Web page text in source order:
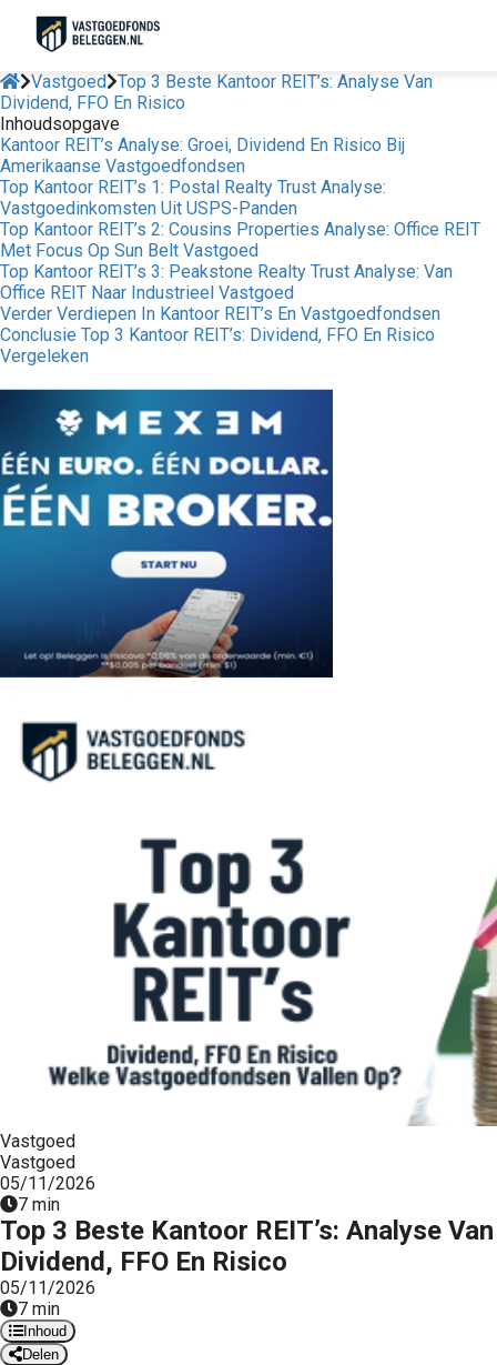
Vastgoed Top 3 Beste Kantoor REIT’s: Analyse Van
Dividend, FFO En Risico
Inhoudsopgave
Kantoor REIT’s Analyse: Groei, Dividend En Risico Bij
Amerikaanse Vastgoedfondsen
Top Kantoor REIT’s 1: Postal Realty Trust Analyse:
Vastgoedinkomsten Uit USPS-Panden
Top Kantoor REIT’s 2: Cousins Properties Analyse: Office REIT
Met Focus Op Sun Belt Vastgoed
Top Kantoor REIT’s 3: Peakstone Realty Trust Analyse: Van
Office REIT Naar Industrieel Vastgoed
Verder Verdiepen In Kantoor REIT’s En Vastgoedfondsen
Conclusie Top 3 Kantoor REIT’s: Dividend, FFO En Risico
Vergeleken
Vastgoed
Vastgoed
05/11/2026
7 min
Top 3 Beste Kantoor REIT’s: Analyse Van
Dividend, FFO En Risico
05/11/2026
7 min
Inhoud
Delen